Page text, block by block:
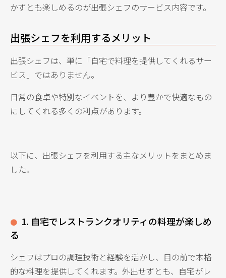
かずとも楽しめるのが出張シェフのサービス内容です。
出張シェフを利用するメリット
出張シェフは、単に「自宅で料理を提供してくれるサー
ビス」ではありません。
日常の食卓や特別なイベントを、より豊かで快適なもの
にしてくれる多くの利点があります。
以下に、出張シェフを利用する主なメリットをまとめま
した。
1. 自宅でレストランクオリティの料理が楽しめ
る
シェフはプロの調理技術と経験を活かし、目の前で本格
的な料理を提供してくれます。外出せずとも、自宅がレ